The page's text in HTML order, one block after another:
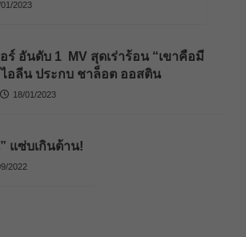
2023
ร์ อันดับ 1 MV สุดเร่าร้อน “เขาคือมี
อลีน ประกบ ชาล็อต ออสติน
18/01/2023
แซ่บเกินต้าน!
2022